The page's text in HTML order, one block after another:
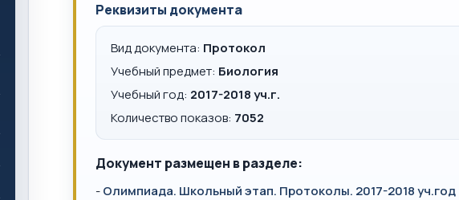
Реквизиты документа
Вид документа: Протокол
Учебный предмет: Биология
Учебный год: 2017-2018 уч.г.
Количество показов: 7052
Документ размещен в разделе:
-Олимпиада. Школьный этап. Протоколы. 2017-2018 уч.год